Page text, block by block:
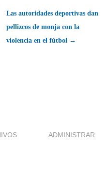
Las autoridades deportivas dan
pellizcos de monja con la
violencia en el fútbol →
ADMINISTRAR